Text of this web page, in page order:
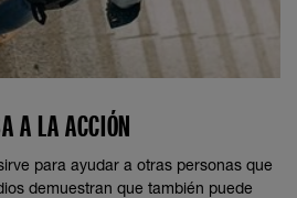
A LA ACCIÓN
para ayudar a otras personas que
demuestran que también puede